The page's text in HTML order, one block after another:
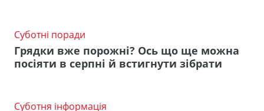
Суботні поради
Грядки вже порожні? Ось що ще можна
посіяти в серпні й встигнути зібрати
Суботня інформація